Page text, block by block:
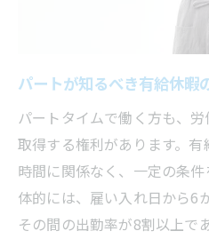
出勤日数に応じた
自分らしいパート
実際どう使う？パート
パート有給休暇を
希望日にパート有
パート有給取得で
職場でパート有給
ツ
パートが知るべき有給休暇
パートタイムで働く方も、
取得する権利があります。
時間に関係なく、一定の条
体的には、雇い入れ日から6
その間の出勤率が8割以上で